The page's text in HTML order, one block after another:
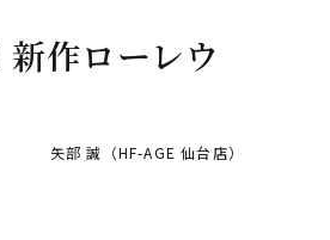
作ローレウ
矢部 誠（HF-AGE 仙台店）